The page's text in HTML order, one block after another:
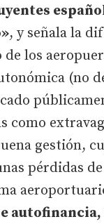
, y señala la
de los
(no
como
gestión,
pérdidas
autofinancia,